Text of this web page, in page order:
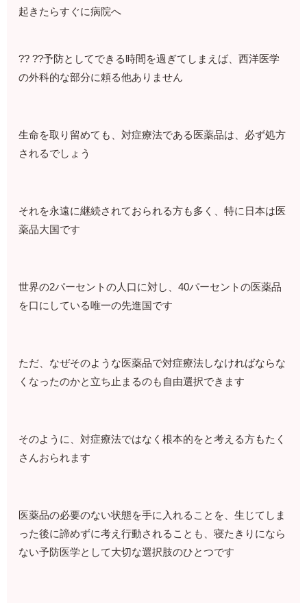
起きたらすぐに病院へ
?? ??予防としてできる時間を過ぎてしまえば、西洋医学
の外科的な部分に頼る他ありません
生命を取り留めても、対症療法である医薬品は、必ず処方
されるでしょう
それを永遠に継続されておられる方も多く、特に日本は医
薬品大国です
世界の2パーセントの人口に対し、40パーセントの医薬品
を口にしている唯一の先進国です
ただ、なぜそのような医薬品で対症療法しなければならな
くなったのかと立ち止まるのも自由選択できます
そのように、対症療法ではなく根本的をと考える方もたく
さんおられます
医薬品の必要のない状態を手に入れることを、生じてしま
った後に諦めずに考え行動されることも、寝たきりになら
ない予防医学として大切な選択肢のひとつです